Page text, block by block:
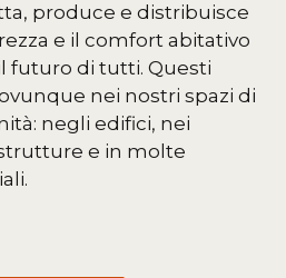
produce e distribuisce
e il comfort abitativo
futuro di tutti. Questi
nei nostri spazi di
negli edifici, nei
e in molte